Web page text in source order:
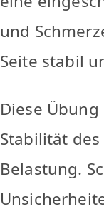
und
Seite stabil
Diese
Stabilität
Belastung.